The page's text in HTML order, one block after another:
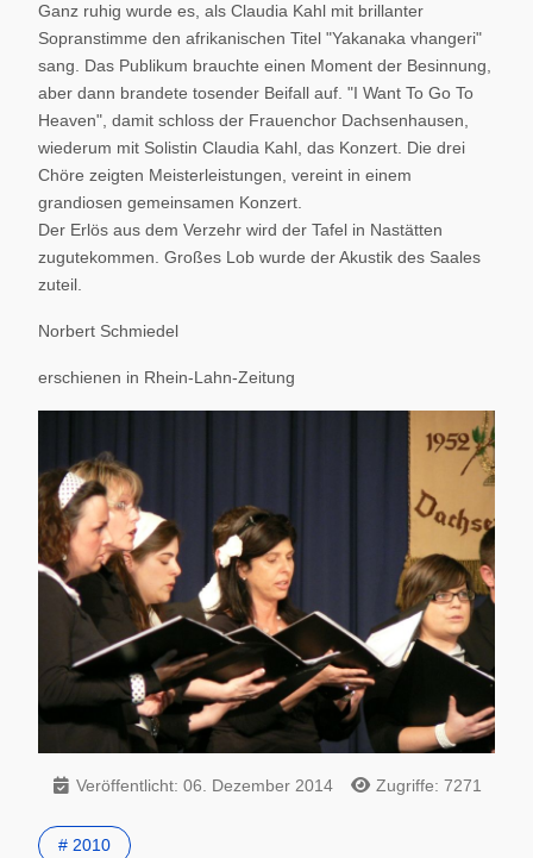
Ganz ruhig wurde es, als Claudia Kahl mit brillanter
Sopranstimme den afrikanischen Titel "Yakanaka vhangeri"
sang. Das Publikum brauchte einen Moment der Besinnung,
aber dann brandete tosender Beifall auf. "I Want To Go To
Heaven", damit schloss der Frauenchor Dachsenhausen,
wiederum mit Solistin Claudia Kahl, das Konzert. Die drei
Chöre zeigten Meisterleistungen, vereint in einem
grandiosen gemeinsamen Konzert.
Der Erlös aus dem Verzehr wird der Tafel in Nastätten
zugutekommen. Großes Lob wurde der Akustik des Saales
zuteil.
Norbert Schmiedel
erschienen in Rhein-Lahn-Zeitung
Veröffentlicht: 06. Dezember 2014 Zugriffe: 7271
# 2010